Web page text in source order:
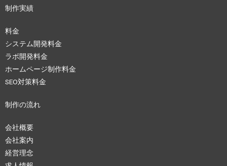
制作実績
料金
システム開発料金
ラボ開発料金
ホームページ制作料金
SEO対策料金
制作の流れ
会社概要
会社案内
経営理念